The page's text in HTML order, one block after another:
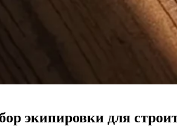
экипировки для